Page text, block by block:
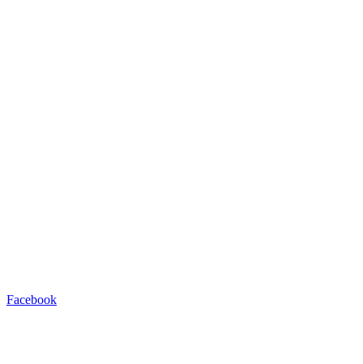
Facebook